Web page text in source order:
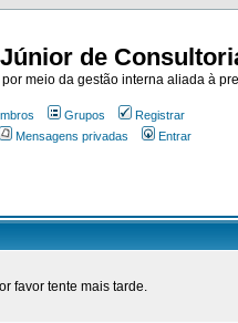
de
meio da gestão interna aliada à
Grupos
Registrar
Mensagens privadas Entrar
favor tente mais tarde.